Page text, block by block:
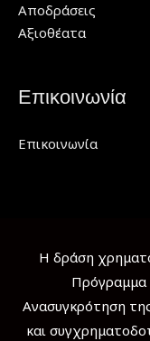
Αποδράσεις
Αξιοθέατα
Επικοινωνία
Επικοινωνία
Η δράση
Πρόγραμμα
Ανασυγκρότηση
και